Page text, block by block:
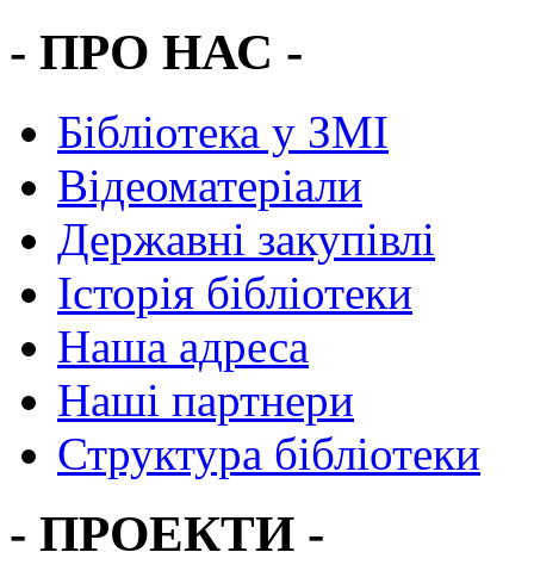
- ПРО НАС -
Бібліотека у ЗМІ
Відеоматеріали
Державні закупівлі
Історія бібліотеки
Наша адреса
Наші партнери
Структура бібліотеки
- ПРОЕКТИ -